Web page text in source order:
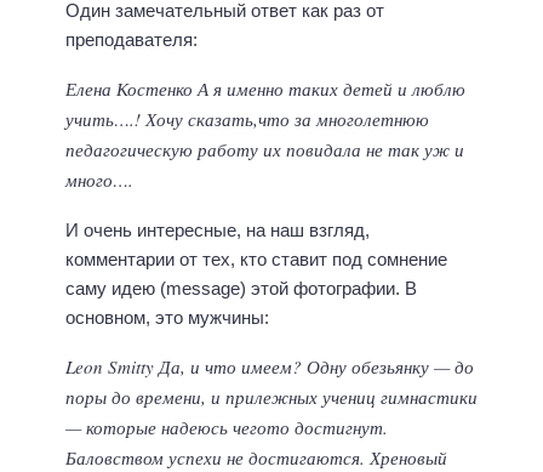
Один замечательный ответ как раз от
преподавателя:
Елена Костенко А я именно таких детей и люблю
учить….! Хочу сказать,что за многолетнюю
педагогическую работу их повидала не так уж и
много….
И очень интересные, на наш взгляд,
комментарии от тех, кто ставит под сомнение
саму идею (message) этой фотографии. В
основном, это мужчины:
Leon Smitty Да, и что имеем? Одну обезьянку — до
поры до времени, и прилежных учениц гимнастики
— которые надеюсь чегото достигнут.
Баловством успехи не достигаются. Хреновый